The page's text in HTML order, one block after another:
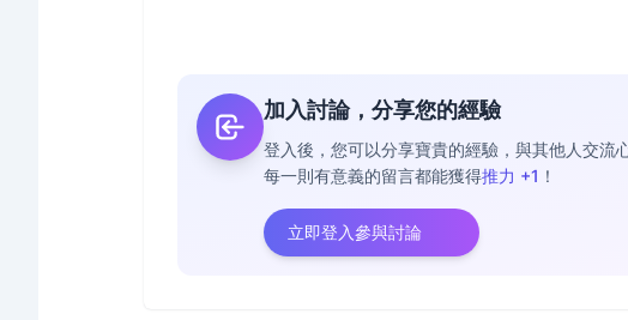
加入討論，分享您的經驗
登入後，您可以分享寶貴的經驗，與其他人交流心
每一則有意義的留言都能獲得推力 +1 ！
立即登入參與討論